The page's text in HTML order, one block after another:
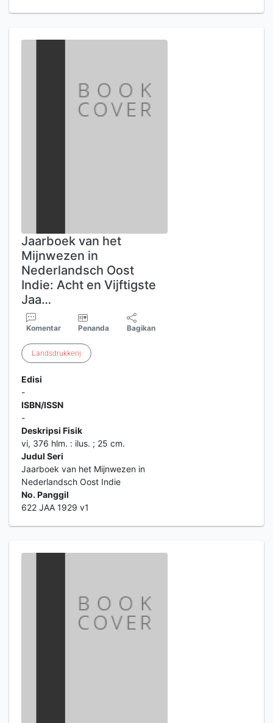
Jaarboek van het
Mijnwezen in
Nederlandsch Oost
Indie: Acht en Vijftigste
Jaa…
Komentar Penanda Bagikan
Landsdrukkerij
Edisi
-
ISBN/ISSN
-
Deskripsi Fisik
vi, 376 hlm. : ilus. ; 25 cm.
Judul Seri
Jaarboek van het Mijnwezen in
Nederlandsch Oost Indie
No. Panggil
622 JAA 1929 v1